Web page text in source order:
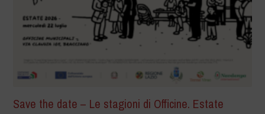
Save the date – Le stagioni di Officine. Estate